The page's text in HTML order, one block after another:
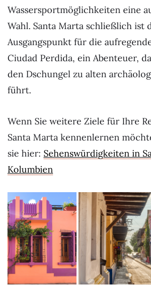
Wassersportmöglichkeiten eine
Wahl. Santa Marta schließlich ist
Ausgangspunkt für die
Ciudad Perdida, ein Abenteuer,
den Dschungel zu alten
führt.
Wenn Sie weitere Ziele für Ihre
Santa Marta kennenlernen
sie hier: Sehenswürdigkeiten in
Kolumbien